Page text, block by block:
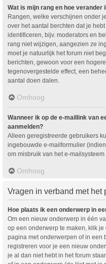
Wat is mijn rang en hoe verander
Rangen, welke verschijnen onder
over het aantal berchten dat je
identificeren, bijv. moderators en
rang niet wijzigen, aangezien ze
moet je natuurlijk het forum niet
berichten, gewoon voor een
tegenovergestelde effect, een
aantal doen dalen.
Omhoog
Wanneer ik op de e-maillink van
aanmelden?
Alleen geregistreerde gebruikers
ingebouwde e-mailformulier
om misbruik van het e-
Omhoog
Vragen in verband met het
Hoe plaats ik een onderwerp in
Om een nieuw onderwerp in één
op een onderwerp te maken, klik
pagina met onderwerpen of in een
registreren voor je een nieuw
je al dan niet hebt in het forum